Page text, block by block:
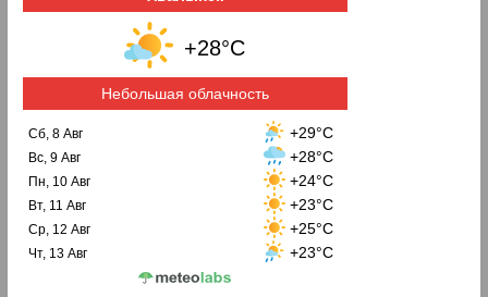
+28°C
Небольшая облачность
Сб, 8 Авг +29°C
Вс, 9 Авг +28°C
Пн, 10 Авг +24°C
Вт, 11 Авг +23°C
Ср, 12 Авг +25°C
Чт, 13 Авг +23°C